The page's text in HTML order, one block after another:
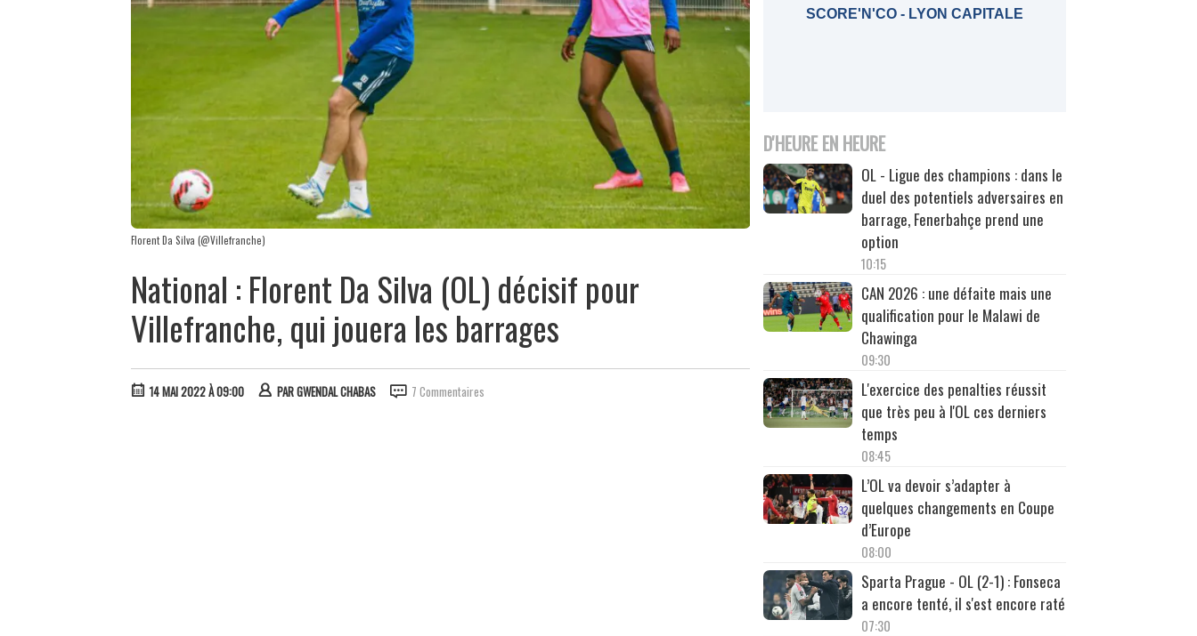
Florent Da Silva (@Villefranche)
National : Florent Da Silva (OL) décisif pour
Villefranche, qui jouera les barrages
14 MAI 2022 À 09:00 PARGWENDAL CHABAS 7 Commentaires
SCORE'N'CO - LYON CAPITALE
D'HEURE EN HEURE
OL - Ligue des champions : dans le
duel des potentiels adversaires en
barrage, Fenerbahçe prend une
option
10:15
CAN 2026 : une défaite mais une
qualification pour le Malawi de
Chawinga
09:30
L'exercice des penalties réussit
que très peu à l'OL ces derniers
temps
08:45
L’OL va devoir s’adapter à
quelques changements en Coupe
d’Europe
08:00
Sparta Prague - OL (2-1) : Fonseca
a encore tenté, il s'est encore raté
07:30